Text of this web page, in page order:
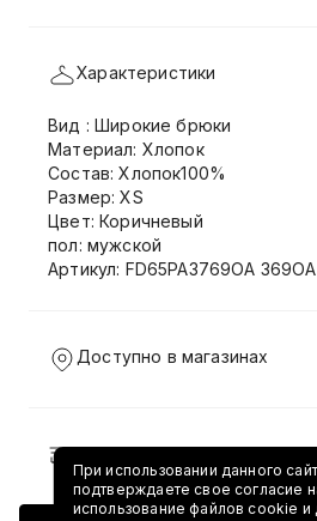
Характеристики
Вид : Широкие брюки
Материал: Хлопок
Состав: Хлопок100%
Размер: XS
Цвет: Коричневый
пол: мужской
Артикул: FD65PA3769OA
Доступно в магазинах
Доставка и возврат
При использовании данного
подтверждаете свое согласие
использование файлов cookie и